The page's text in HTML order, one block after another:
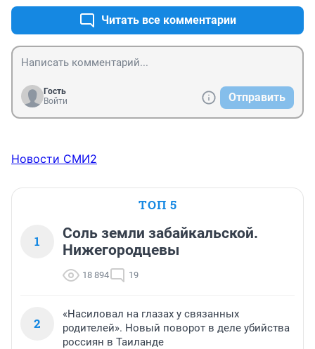
Читать все комментарии
Гость
Войти
Отправить
Новости СМИ2
ТОП 5
1
Соль земли забайкальской.
Нижегородцевы
18 894 19
2
«Насиловал на глазах у связанных
родителей». Новый поворот в деле убийства
россиян в Таиланде